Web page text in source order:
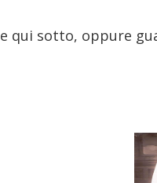
qui sotto, oppure